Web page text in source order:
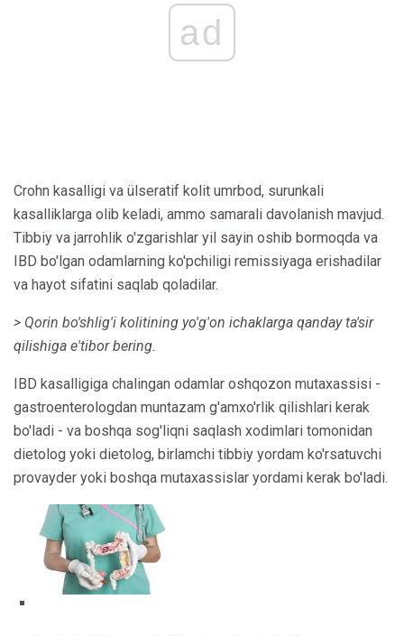
ad
Crohn kasalligi va ülseratif kolit umrbod, surunkali
kasalliklarga olib keladi, ammo samarali davolanish mavjud.
Tibbiy va jarrohlik o'zgarishlar yil sayin oshib bormoqda va
IBD bo'lgan odamlarning ko'pchiligi remissiyaga erishadilar
va hayot sifatini saqlab qoladilar.
> Qorin bo'shlig'i kolitining yo'g'on ichaklarga qanday ta'sir
qilishiga e'tibor bering.
IBD kasalligiga chalingan odamlar oshqozon mutaxassisi -
gastroenterologdan muntazam g'amxo'rlik qilishlari kerak
bo'ladi - va boshqa sog'liqni saqlash xodimlari tomonidan
dietolog yoki dietolog, birlamchi tibbiy yordam ko'rsatuvchi
provayder yoki boshqa mutaxassislar yordami kerak bo'ladi.